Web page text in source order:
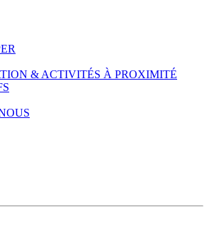
& ACTIVITÉS À PROXIMITÉ